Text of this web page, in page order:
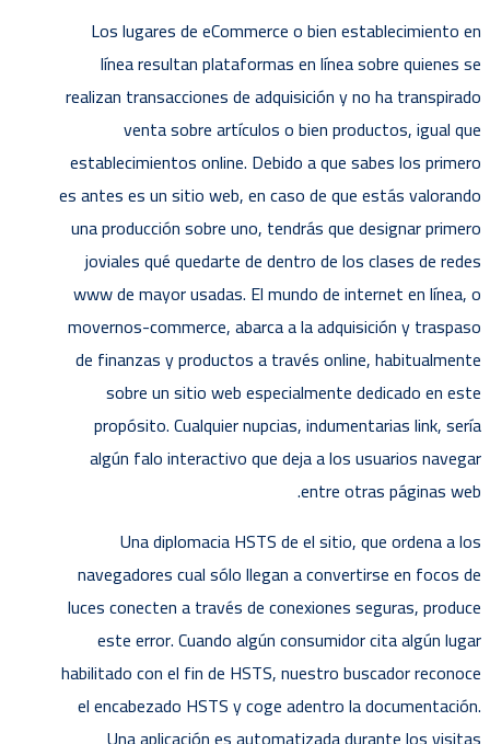
Los lugares de eCommerce o bien establecimiento en
línea resultan plataformas en línea sobre quienes se
realizan transacciones de adquisición y no ha transpirado
venta sobre artículos o bien productos, igual que
establecimientos online. Debido a que sabes los primero
es antes es un sitio web, en caso de que estás valorando
una producción sobre uno, tendrás que designar primero
joviales qué quedarte de dentro de los clases de redes
www de mayor usadas. El mundo de internet en línea, o
movernos-commerce, abarca a la adquisición y traspaso
de finanzas y productos a través online, habitualmente
sobre un sitio web especialmente dedicado en este
propósito. Cualquier nupcias, indumentarias link, serí­a
algún falo interactivo que deja a los usuarios navegar
entre otras páginas web.
Una diplomacia HSTS de el sitio, que ordena a los
navegadores cual sólo llegan a convertirse en focos de
luces conecten a través de conexiones seguras, produce
este error. Cuando algún consumidor cita algún lugar
habilitado con el fin de HSTS, nuestro buscador reconoce
el encabezado HSTS y coge adentro la documentación.